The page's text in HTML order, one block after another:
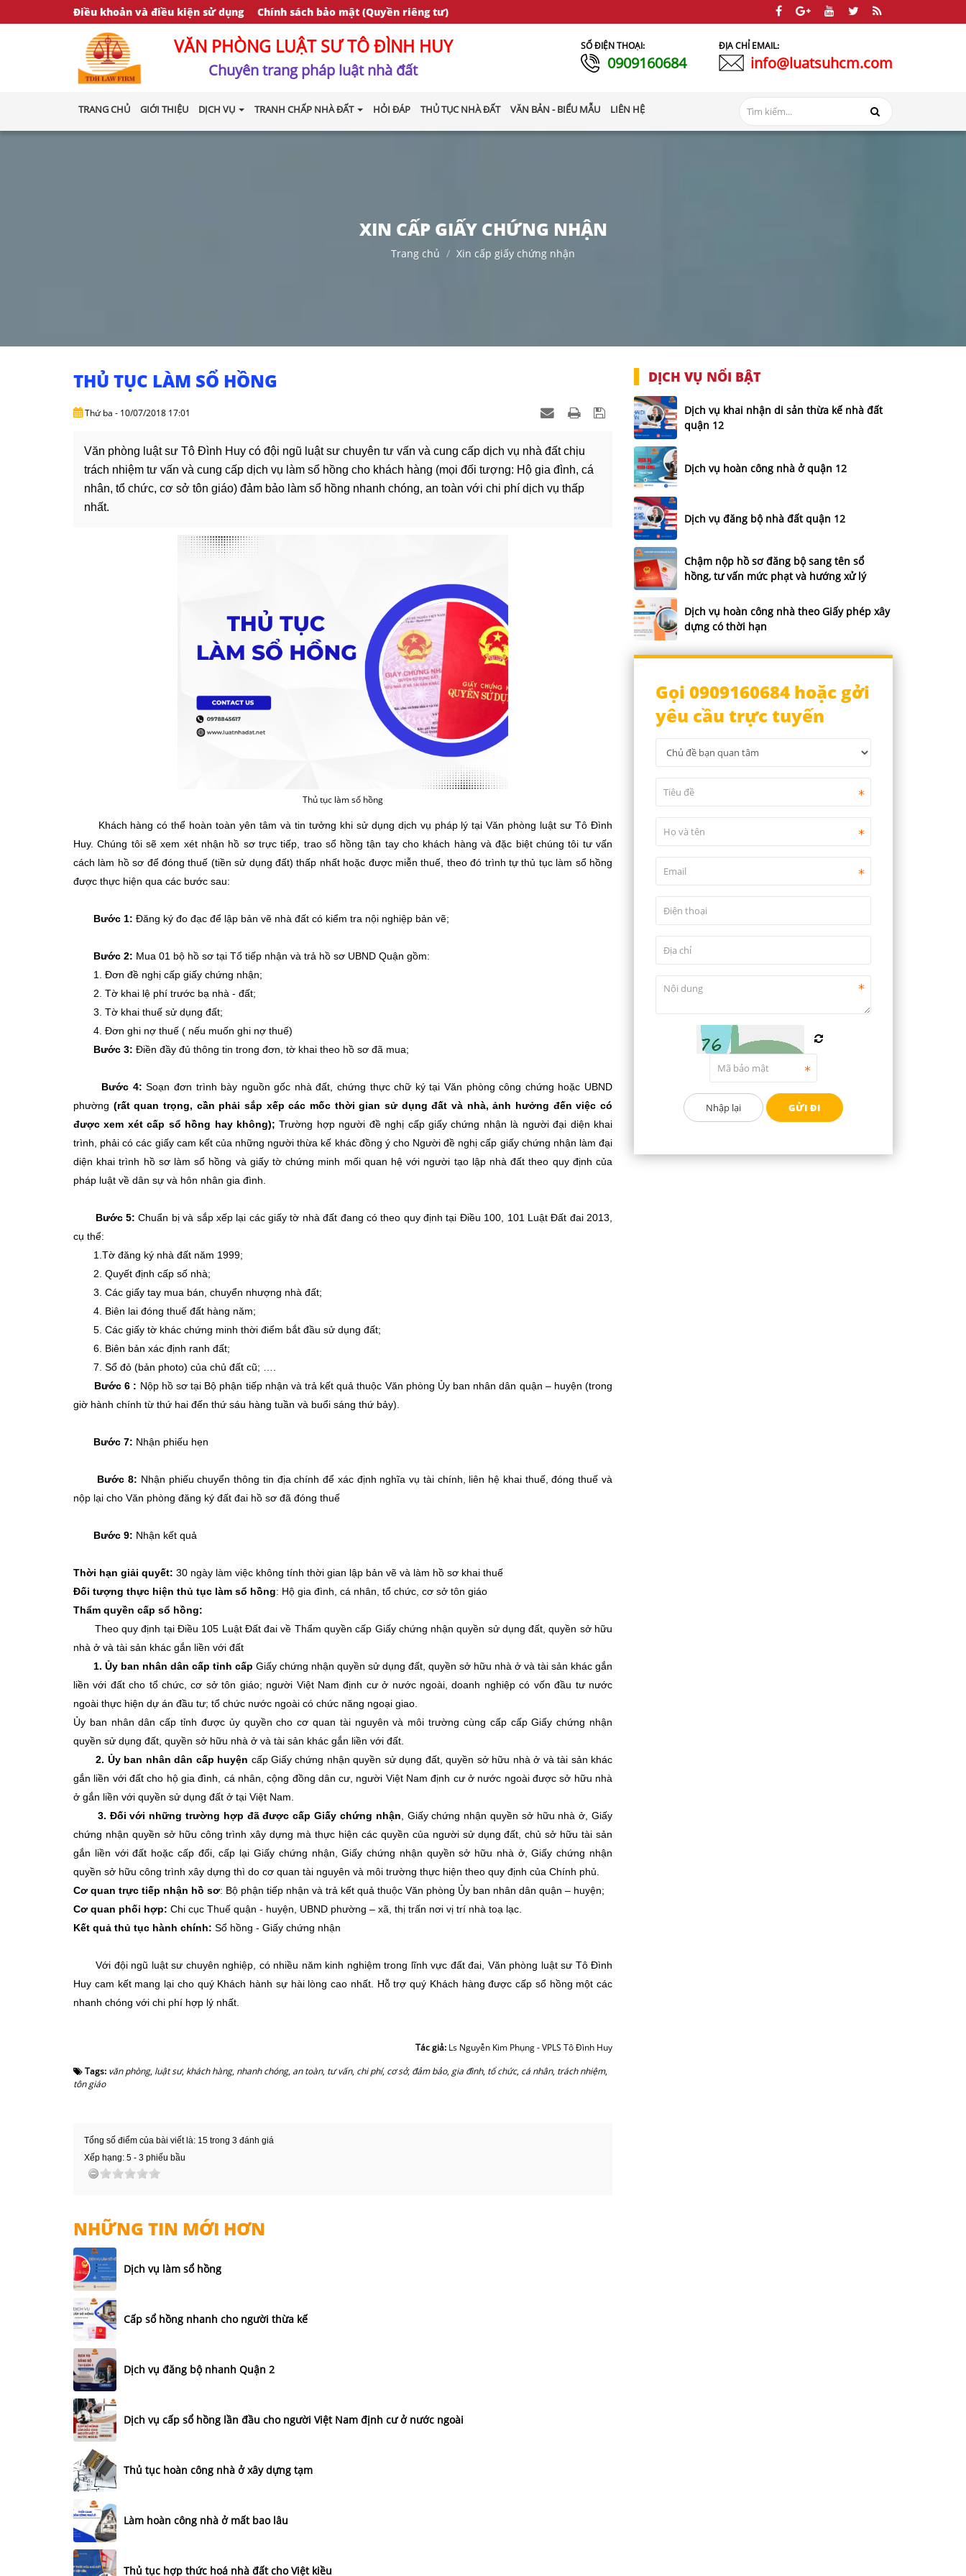
Điều khoản và điều kiện sử dụng Chính sách bảo mật (Quyền riêng tư)
VĂN PHÒNG LUẬT SƯ TÔ ĐÌNH HUY
Chuyên trang pháp luật nhà đất
SỐ ĐIỆN THOẠI:
0909160684
ĐỊA CHỈ EMAIL:
info@luatsuhcm.com
TRANG CHỦ GIỚI THIỆU DỊCH VỤ TRANH CHẤP NHÀ ĐẤT HỎI ĐÁP THỦ TỤC NHÀ ĐẤT VĂN BẢN - BIỂU MẪU LIÊN HỆ
XIN CẤP GIẤY CHỨNG NHẬN
Trang chủ Xin cấp giấy chứng nhận
THỦ TỤC LÀM SỔ HỒNG
Thứ ba - 10/07/2018 17:01
Văn phòng luật sư Tô Đình Huy có đội ngũ luật sư chuyên tư vấn và cung cấp dịch vụ nhà đất chịu
trách nhiệm tư vấn và cung cấp dịch vụ làm sổ hồng cho khách hàng (mọi đối tượng: Hộ gia đình, cá
nhân, tổ chức, cơ sở tôn giáo) đảm bảo làm sổ hồng nhanh chóng, an toàn với chi phí dịch vụ thấp
nhất.
Thủ tục làm sổ hồng
Khách hàng có thể hoàn toàn yên tâm và tin tưởng khi sử dụng dịch vụ pháp lý tại Văn phòng luật sư Tô Đình
Huy. Chúng tôi sẽ xem xét nhận hồ sơ trực tiếp, trao sổ hồng tận tay cho khách hàng và đặc biệt chúng tôi tư vấn
cách làm hồ sơ để đóng thuế (tiền sử dụng đất) thấp nhất hoặc được miễn thuế, theo đó trình tự thủ tục làm sổ hồng
được thực hiện qua các bước sau:
Bước 1: Đăng ký đo đạc để lập bản vẽ nhà đất có kiểm tra nội nghiệp bản vẽ;
Bước 2: Mua 01 bộ hồ sơ tại Tổ tiếp nhận và trả hồ sơ UBND Quận gồm:
1. Đơn đề nghị cấp giấy chứng nhận;
2. Tờ khai lệ phí trước bạ nhà - đất;
3. Tờ khai thuế sử dụng đất;
4. Đơn ghi nợ thuế ( nếu muốn ghi nợ thuế)
Bước 3: Điền đầy đủ thông tin trong đơn, tờ khai theo hồ sơ đã mua;
Bước 4: Soạn đơn trình bày nguồn gốc nhà đất, chứng thực chữ ký tại Văn phòng công chứng hoặc UBND
phường (rất quan trọng, cần phải sắp xếp các mốc thời gian sử dụng đất và nhà, ảnh hưởng đến việc có
được xem xét cấp sổ hồng hay không);Trường hợp người đề nghị cấp giấy chứng nhận là người đại diện khai
trình, phải có các giấy cam kết của những người thừa kế khác đồng ý cho Người đề nghị cấp giấy chứng nhận làm đại
diện khai trình hồ sơ làm sổ hồng và giấy tờ chứng minh mối quan hệ với người tạo lập nhà đất theo quy định của
pháp luật về dân sự và hôn nhân gia đình.
Bước 5: Chuẩn bị và sắp xếp lại các giấy tờ nhà đất đang có theo quy định tại Điều 100, 101 Luật Đất đai 2013,
cụ thể:
1.Tờ đăng ký nhà đất năm 1999;
2. Quyết định cấp số nhà;
3. Các giấy tay mua bán, chuyển nhượng nhà đất;
4. Biên lai đóng thuế đất hàng năm;
5. Các giấy tờ khác chứng minh thời điểm bắt đầu sử dụng đất;
6. Biên bản xác định ranh đất;
7. Sổ đỏ (bản photo) của chủ đất cũ; ….
Bước 6 : Nộp hồ sơ tại Bộ phận tiếp nhận và trả kết quả thuộc Văn phòng Ủy ban nhân dân quận – huyện (trong
giờ hành chính từ thứ hai đến thứ sáu hàng tuần và buổi sáng thứ bảy).
Bước 7: Nhận phiếu hẹn
Bước 8: Nhận phiếu chuyển thông tin địa chính để xác định nghĩa vụ tài chính, liên hệ khai thuế, đóng thuế và
nộp lại cho Văn phòng đăng ký đất đai hồ sơ đã đóng thuế
Bước 9: Nhận kết quả
Thời hạn giải quyết: 30 ngày làm việc không tính thời gian lập bản vẽ và làm hồ sơ khai thuế
Đối tượng thực hiện thủ tục làm sổ hồng: Hộ gia đình, cá nhân, tổ chức, cơ sở tôn giáo
Thẩm quyền cấp sổ hồng:
Theo quy định tại Điều 105 Luật Đất đai về Thẩm quyền cấp Giấy chứng nhận quyền sử dụng đất, quyền sở hữu
nhà ở và tài sản khác gắn liền với đất
1. Ủy ban nhân dân cấp tỉnh cấp Giấy chứng nhận quyền sử dụng đất, quyền sở hữu nhà ở và tài sản khác gắn
liền với đất cho tổ chức, cơ sở tôn giáo; người Việt Nam định cư ở nước ngoài, doanh nghiệp có vốn đầu tư nước
ngoài thực hiện dự án đầu tư; tổ chức nước ngoài có chức năng ngoại giao.
Ủy ban nhân dân cấp tỉnh được ủy quyền cho cơ quan tài nguyên và môi trường cùng cấp cấp Giấy chứng nhận
quyền sử dụng đất, quyền sở hữu nhà ở và tài sản khác gắn liền với đất.
2. Ủy ban nhân dân cấp huyện cấp Giấy chứng nhận quyền sử dụng đất, quyền sở hữu nhà ở và tài sản khác
gắn liền với đất cho hộ gia đình, cá nhân, cộng đồng dân cư, người Việt Nam định cư ở nước ngoài được sở hữu nhà
ở gắn liền với quyền sử dụng đất ở tại Việt Nam.
3. Đối với những trường hợp đã được cấp Giấy chứng nhận , Giấy chứng nhận quyền sở hữu nhà ở, Giấy
chứng nhận quyền sở hữu công trình xây dựng mà thực hiện các quyền của người sử dụng đất, chủ sở hữu tài sản
gắn liền với đất hoặc cấp đổi, cấp lại Giấy chứng nhận, Giấy chứng nhận quyền sở hữu nhà ở, Giấy chứng nhận
quyền sở hữu công trình xây dựng thì do cơ quan tài nguyên và môi trường thực hiện theo quy định của Chính phủ.
Cơ quan trực tiếp nhận hồ sơ: Bộ phận tiếp nhận và trả kết quả thuộc Văn phòng Ủy ban nhân dân quận – huyện;
Cơ quan phối hợp: Chi cục Thuế quận - huyện, UBND phường – xã, thị trấn nơi vị trí nhà toạ lạc.
Kết quả thủ tục hành chính: Sổ hồng - Giấy chứng nhận
Với đội ngũ luật sư chuyên nghiệp, có nhiều năm kinh nghiệm trong lĩnh vực đất đai, Văn phòng luật sư Tô Đình
Huy cam kết mang lại cho quý Khách hành sự hài lòng cao nhất. Hỗ trợ quý Khách hàng được cấp sổ hồng một các
nhanh chóng với chi phí hợp lý nhất.
Tác giả: Ls Nguyễn Kim Phụng - VPLS Tô Đình Huy
Tags: văn phòng, luật sư, khách hàng, nhanh chóng, an toàn, tư vấn, chi phí, cơ sở, đảm bảo, gia đình, tổ chức, cá nhân, trách nhiệm,
tôn giáo
Tổng số điểm của bài viết là: 15 trong 3 đánh giá
Xếp hạng: 5 - 3 phiếu bầu
NHỮNG TIN MỚI HƠN
Dịch vụ làm sổ hồng
Cấp sổ hồng nhanh cho người thừa kế
Dịch vụ đăng bộ nhanh Quận 2
Dịch vụ cấp sổ hồng lần đầu cho người Việt Nam định cư ở nước ngoài
Thủ tục hoàn công nhà ở xây dựng tạm
Làm hoàn công nhà ở mất bao lâu
Thủ tục hợp thức hoá nhà đất cho Việt kiều
DỊCH VỤ NỔI BẬT
Dịch vụ khai nhận di sản thừa kế nhà đất
quận 12
Dịch vụ hoàn công nhà ở quận 12
Dịch vụ đăng bộ nhà đất quận 12
Chậm nộp hồ sơ đăng bộ sang tên sổ
hồng, tư vấn mức phạt và hướng xử lý
Dịch vụ hoàn công nhà theo Giấy phép xây
dựng có thời hạn
Gọi 0909160684 hoặc gởi
yêu cầu trực tuyến